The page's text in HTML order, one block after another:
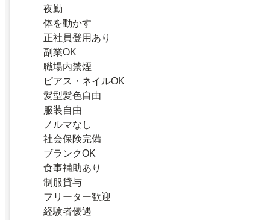
夜勤
体を動かす
正社員登用あり
副業OK
職場内禁煙
ピアス・ネイルOK
髪型髪色自由
服装自由
ノルマなし
社会保険完備
ブランクOK
食事補助あり
制服貸与
フリーター歓迎
経験者優遇